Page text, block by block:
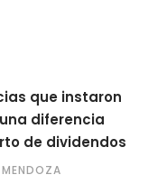
que instaron
diferencia
de dividendos